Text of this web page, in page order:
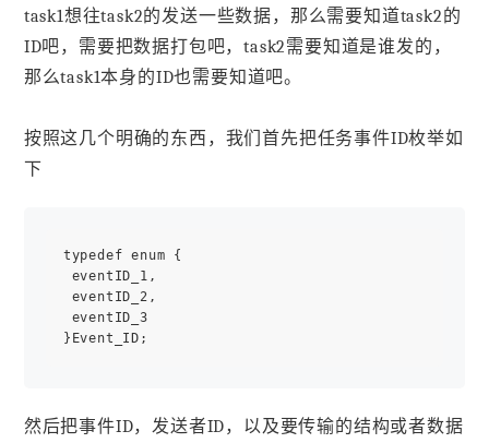
task1想往task2的发送一些数据，那么需要知道task2的
ID吧，需要把数据打包吧，task2需要知道是谁发的，
那么task1本身的ID也需要知道吧。
按照这几个明确的东西，我们首先把任务事件ID枚举如
下
typedef enum {
eventID_1,
eventID_2,
eventID_3
然后把事件ID，发送者ID，以及要传输的结构或者数据